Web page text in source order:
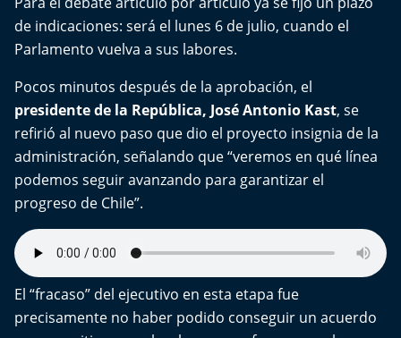
Trasnoche
Reto Inmobiliario
Punto de Encuentro
Yo invito
de indicaciones: será el lunes 6 de julio, cuando el
Parlamento vuelva a sus labores.
Pocos minutos después de la aprobación, el
presidente de la República, José Antonio Kast, se
refirió al nuevo paso que dio el proyecto insignia de la
administración, señalando que “veremos en qué línea
podemos seguir avanzando para garantizar el
progreso de Chile”.
El “fracaso” del ejecutivo en esta etapa fue
precisamente no haber podido conseguir un acuerdo